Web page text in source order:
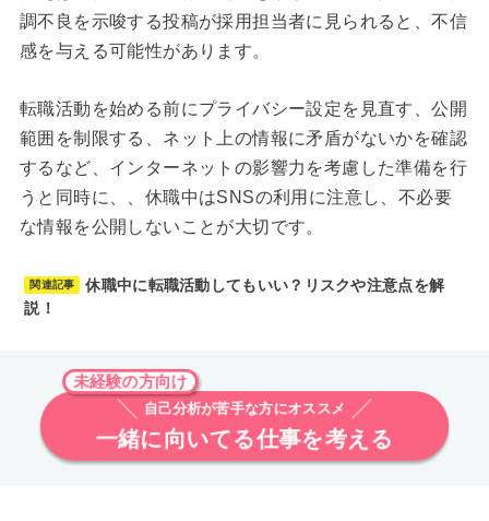
調不良を示唆する投稿が採用担当者に見られると、不信
感を与える可能性があります。
転職活動を始める前にプライバシー設定を見直す、公開
範囲を制限する、ネット上の情報に矛盾がないかを確認
するなど、インターネットの影響力を考慮した準備を行
うと同時に、、休職中はSNSの利用に注意し、不必要
な情報を公開しないことが大切です。
関連記事
休職中に転職活動してもいい？リスクや注意点を解
説！
未経験の方向け
自己分析が苦手な方にオススメ
一緒に向いてる仕事を考える